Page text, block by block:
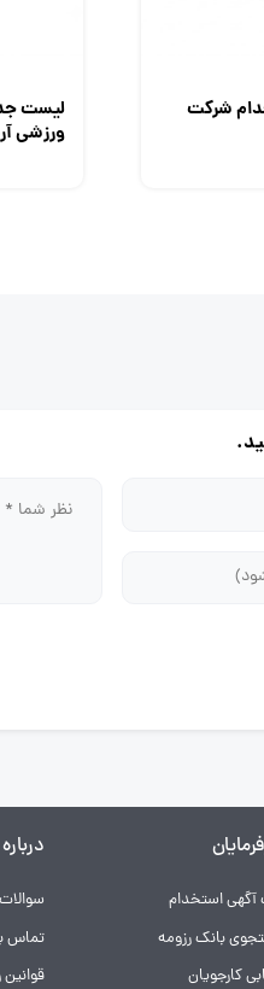
شرکت
لیست
ورزشی آرینا | ۱۲
آگهی استخدام
بانک رزومه
کارجویان
تماس